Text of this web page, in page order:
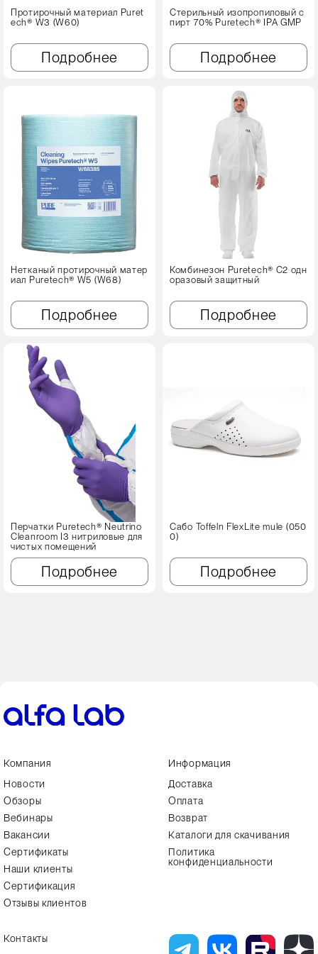
Протирочный материал Puret
ech® W3 (W60)
Подробнее
Стерильный изопропиловый с
пирт 70% Puretech® IPA GMP
Подробнее
Нетканый протирочный матер
иал Puretech® W5 (W68)
Подробнее
Комбинезон Puretech® C2 одн
оразовый защитный
Подробнее
Перчатки Puretech® Neutrino
Cleanroom I3 нитриловые для
чистых помещений
Подробнее
Сабо Toffeln FlexLite mule (050
0)
Подробнее
Компания
Новости
Обзоры
Вебинары
Вакансии
Сертификаты
Наши клиенты
Сертификация
Отзывы клиентов
Информация
Доставка
Оплата
Возврат
Каталоги для скачивания
Политика
конфиденциальности
Контакты